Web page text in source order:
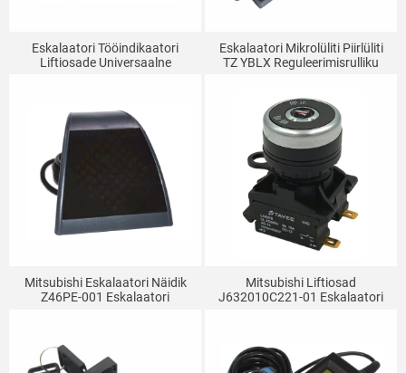
Eskalaatori Tööindikaatori
Liftiosade Universaalne
Eskalaatori Mikrolüliti Piirlüliti
TZ YBLX Reguleerimisrulliku
Mitsubishi Eskalaatori Näidik
Z46PE-001 Eskalaatori
Mitsubishi Liftiosad
J632010C221-01 Eskalaatori